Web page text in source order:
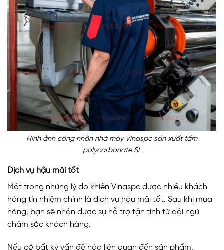
Hình ảnh công nhân nhà máy Vinaspc sản xuất tấm
polycarbonate SL
Dịch vụ hậu mãi tốt
Một trong những lý do khiến Vinaspc được nhiều khách
hàng tín nhiệm chính là dịch vụ hậu mãi tốt. Sau khi mua
hàng, bạn sẽ nhận được sự hỗ trợ tận tình từ đội ngũ
chăm sóc khách hàng.
Nếu có bất kỳ vấn đề nào liên quan đến sản phẩm,